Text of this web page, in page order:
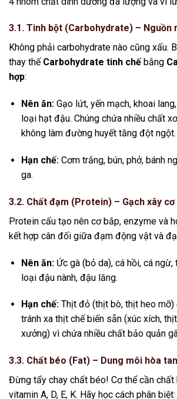
3.1. Tinh bột (Carbohydrate) – Nguồn
Không phải carbohydrate nào cũng xấu.
thay thế Carbohydrate tinh chế bằng
hợp:
Nên ăn:Gạo lứt, yến mạch, khoai
loại hạt đậu. Chúng chứa nhiều chất
không làm đường huyết tăng đột ngột.
Hạn chế:Cơm trắng, bún, phở, bánh
ga.
3.2. Chất đạm (Protein) – Gạch xây cơ
Protein cấu tạo nên cơ bắp, enzyme và
kết hợp cân đối giữa đạm động vật và
Nên ăn:Ức gà (bỏ da), cá hồi, cá ngừ,
loại đậu nành, đậu lăng.
Hạn chế:Thịt đỏ (thịt bò, thịt heo mỡ)
tránh xa thịt chế biến sẵn (xúc xích,
xưởng) vì chứa nhiều chất bảo quản
3.3. Chất béo (Fat) – Dung môi hòa
Đừng tẩy chay chất béo! Cơ thể cần
vitamin A, D, E, K. Hãy học cách phân biệt: